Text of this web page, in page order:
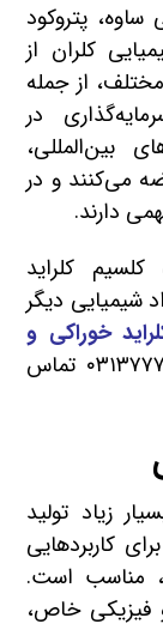
پتروکود
کلران از
از جمله
در
بین‌المللی،
می‌کنند و در
دارند.
کلراید
شیمیایی دیگر
خوراکی و
با کارشناسان ما با شماره ۰۳۱۳۷۷۷۹۴۴۳ تماس
زیاد تولید
کاربردهایی
مناسب است.
فیزیکی خاص،